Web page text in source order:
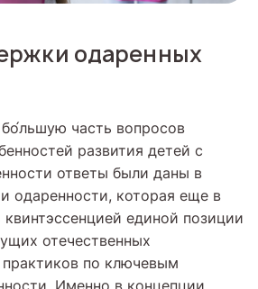
одаренных
часть вопросов
развития детей с
ответы были даны в
одаренности, которая еще в
квинтэссенцией единой позиции
отечественных
по ключевым